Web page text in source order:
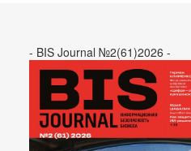
- BIS Journal №2(61)2026 -